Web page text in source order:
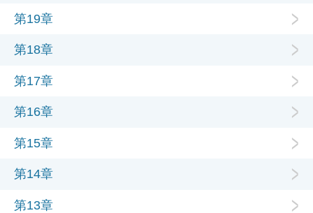
第19章
第18章
第17章
第16章
第15章
第14章
第13章